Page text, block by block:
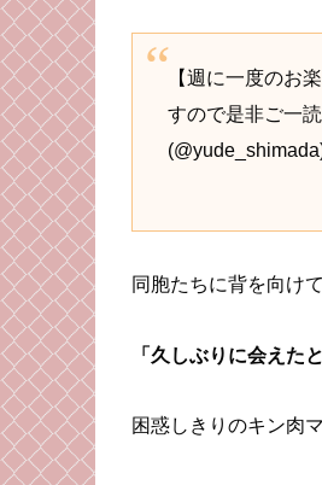
【週に一度のお
すので是非ご一読
同胞たちに背を向け
「久しぶりに会えた
困惑しきりのキン肉